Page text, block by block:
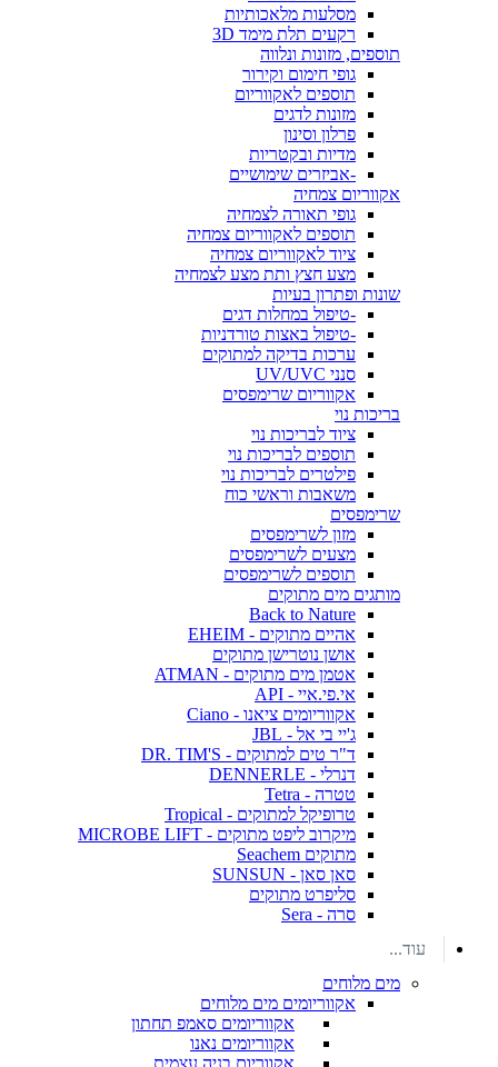
מסלעות מלאכותיות
רקעים תלת מימד 3D
תוספים, מזונות ונלווה
גופי חימום וקירור
תוספים לאקווריום
מזונות לדגים
פרלון וסינון
מדיות ובקטריות
-אביזרים שימושיים
אקווריום צמחיה
גופי תאורה לצמחיה
תוספים לאקווריום צמחיה
ציוד לאקווריום צמחיה
מצע חצץ ותת מצע לצמחיה
שונות ופתרון בעיות
-טיפול במחלות דגים
-טיפול באצות טורדניות
ערכות בדיקה למתוקים
סנני UV/UVC
אקווריום שרימפסים
בריכות נוי
ציוד לבריכות נוי
תוספים לבריכות נוי
פילטרים לבריכות נוי
משאבות וראשי כוח
שרימפסים
מזון לשרימפסים
מצעים לשרימפסים
תוספים לשרימפסים
מותגים מים מתוקים
Back to Nature
אהיים מתוקים - EHEIM
אושן נוטרישן מתוקים
אטמן מים מתוקים - ATMAN
אי.פי.איי - API
אקווריומים ציאנו - Ciano
ג'יי בי אל - JBL
ד"ר טים למתוקים - DR. TIM'S
דנרלי - DENNERLE
טטרה - Tetra
טרופיקל למתוקים - Tropical
מיקרוב ליפט מתוקים - MICROBE LIFT
מתוקים Seachem
סאן סאן - SUNSUN
סליפרט מתוקים
סרה - Sera
עוד...
מים מלוחים
אקווריומים מים מלוחים
אקווריומים סאמפ תחתון
אקווריומים נאנו
אקווריום בניה עצמית